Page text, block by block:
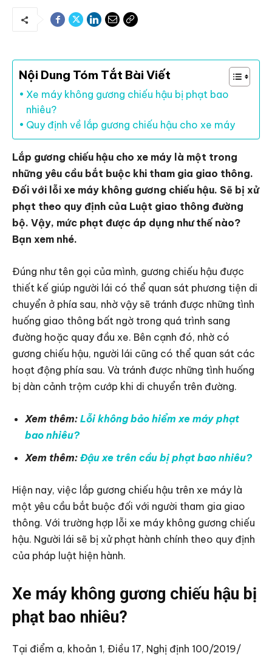
Nội Dung Tóm Tắt Bài Viết
Xe máy không gương chiếu hậu bị phạt bao
nhiêu?
Quy định về lắp gương chiếu hậu cho xe máy
Lắp gương chiếu hậu cho xe máy là một trong
những yêu cầu bắt buộc khi tham gia giao thông.
Đối với lỗi xe máy không gương chiếu hậu. Sẽ bị xử
phạt theo quy định của Luật giao thông đường
bộ. Vậy, mức phạt được áp dụng như thế nào?
Bạn xem nhé.
Đúng như tên gọi của mình, gương chiếu hậu được
thiết kế giúp người lái có thể quan sát phương tiện di
chuyển ở phía sau, nhờ vậy sẽ tránh được những tình
huống giao thông bất ngờ trong quá trình sang
đường hoặc quay đầu xe. Bên cạnh đó, nhờ có
gương chiếu hậu, người lái cũng có thể quan sát các
hoạt động phía sau. Và tránh được những tình huống
bị dàn cảnh trộm cướp khi di chuyển trên đường.
Xem thêm: Lỗi không bảo hiểm xe máy phạt
bao nhiêu?
Xem thêm: Đậu xe trên cầu bị phạt bao nhiêu?
Hiện nay, việc lắp gương chiếu hậu trên xe máy là
một yêu cầu bắt buộc đối với người tham gia giao
thông. Với trường hợp lỗi xe máy không gương chiếu
hậu. Người lái sẽ bị xử phạt hành chính theo quy định
của pháp luật hiện hành.
Xe máy không gương chiếu hậu bị
phạt bao nhiêu?
Tại điểm a, khoản 1, Điều 17, Nghị định 100/2019/